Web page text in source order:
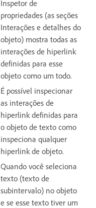
Inspetor de
propriedades (as seções
Interações e detalhes do
objeto) mostra todas as
interações de hiperlink
definidas para esse
objeto como um todo.
É possível inspecionar
as interações de
hiperlink definidas para
o objeto de texto como
inspeciona qualquer
hiperlink de objeto.
Quando você seleciona
texto (texto de
subintervalo) no objeto
e se esse texto tiver um